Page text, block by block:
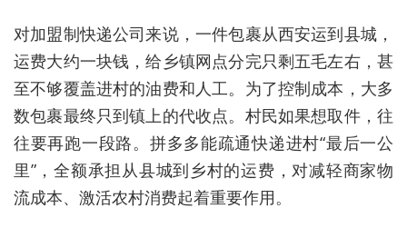
对加盟制快递公司来说，一件包裹从西安运到县城，
运费大约一块钱，给乡镇网点分完只剩五毛左右，甚
至不够覆盖进村的油费和人工。为了控制成本，大多
数包裹最终只到镇上的代收点。村民如果想取件，往
往要再跑一段路。拼多多能疏通快递进村“最后一公
里”，全额承担从县城到乡村的运费，对减轻商家物
流成本、激活农村消费起着重要作用。